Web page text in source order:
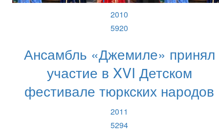
2010
5920
Ансамбль «Джемиле» принял
участие в XVI Детском
фестивале тюркских народов
2011
5294